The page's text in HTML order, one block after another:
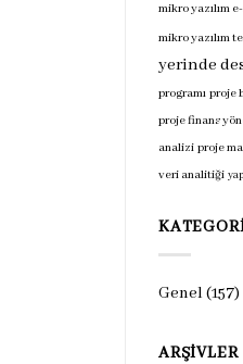
mikro yazılım
mikro yazılım
yerinde
programı proje
proje finans
analizi proje
veri analitiği
Genel(157)
ARŞIVLER